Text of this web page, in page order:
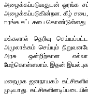
அழைக்கப்படுவதுடன் ஓரங்க
அழைக்கப்படுகின்றன. கீழ்
ஈரங்க சட்டசபை கொண்டுள்ளது.
மக்களால் தெரிவு செய்யப்பட்ட
அமுலாக்கம் செய்யும்
அரசு ஒன்றிற்கான எல்லாச்
மேற்கொள்ளலாம். இதன் இயல்புகள்
மறைமுக ஜனநாயகம்
முடியாது.